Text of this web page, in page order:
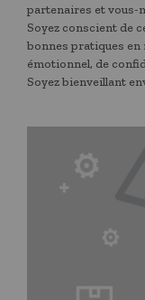
partenaires et vous-
Soyez conscient de
bonnes pratiques en
émotionnel, de
​Soyez bienveillant